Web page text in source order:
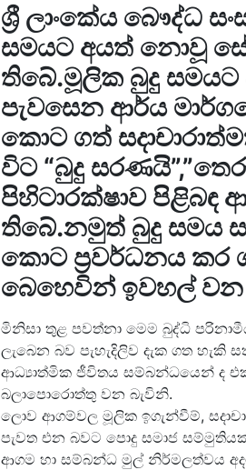
ශ්‍රී ලාංකේය බෞද්ධ
සමයට අයත් නොවූ
තිබේ.මූලික බුදු
පැවසෙන ආර්ය
කොට ගත්
විට “බුදු
පිහිටාරක්ෂාව පිළිබඳ
තිබේ.නමුත් බුදු සමය
කොට ප්‍රවර්ධනය කර
බෙහෙවින් ඉවහල් වන
මිනිසා තුළ පවත්නා මෙම බුද්ධි
ලැබෙන බව පැහැදිලිව දැක ගත
ආධ්‍යාත්මික ජීවිතය සම්බන්ධයෙන් ද
බලාපොරොත්තු වන බැවිනි.
ලොව ආගම්වල මූලික ඉගැන්වීම්,
පැවත එන බවට පොදු සමාජ
ආගම හා සම්බන්ධ මුල් නිර්මලත්වය